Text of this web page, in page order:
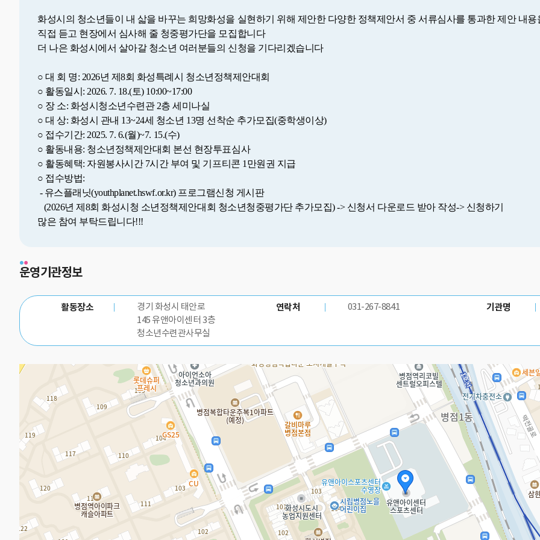
화성시의 청소년들이 내 삷을 바꾸는 희망화성을 실현하기 위해 제안한 다양한 정책제안서 중 서류심사를 통과한 제안 내용
직접 듣고 현장에서 심사해 줄 청중평가단을 모집합니다
더 나은 화성시에서 살아갈 청소년 여러분들의 신청을 기다리겠습니다
○ 대 회 명: 2026년 제8회 화성특례시 청소년정책제안대회
○ 활동일시: 2026. 7. 18.(토) 10:00~17:00
○ 장 소: 화성시청소년수련관 2층 세미나실
○ 대 상: 화성시 관내 13~24세 청소년 13명 선착순 추가모집(중학생이상)
○ 접수기간: 2025. 7. 6.(월)~7. 15.(수)
○ 활동내용: 청소년정책제안대회 본선 현장투표심사
○ 활동혜택: 자원봉사시간 7시간 부여 및 기프티콘 1만원권 지급
○ 접수방법:
- 유스플래닛(youthplanet.hswf.or.kr) 프로그램신청 게시판
(2026년 제8회 화성시청 소년정책제안대회 청소년청중평가단 추가모집)-> 신청서 다운로드 받아 작성-> 신청하기
많은 참여 부탁드립니다!!!
운영기관정보
활동장소
경기 화성시 태안로
145 유앤아이센터 3층
청소년수련관사무실
연락처 031-267-8841 기관명